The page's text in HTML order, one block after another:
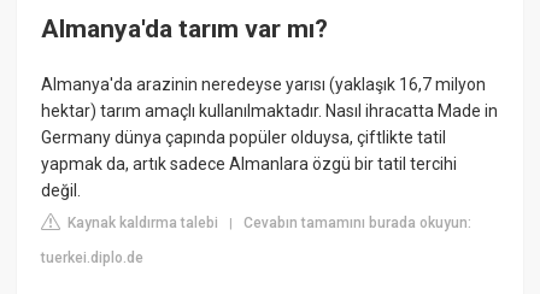
Almanya'da tarım var mı?
Almanya'da arazinin neredeyse yarısı (yaklaşık 16,7 milyon
hektar) tarım amaçlı kullanılmaktadır. Nasıl ihracatta Made in
Germany dünya çapında popüler olduysa, çiftlikte tatil
yapmak da, artık sadece Almanlara özgü bir tatil tercihi
değil.
Kaynak kaldırma talebi |Cevabın tamamını burada okuyun:
tuerkei.diplo.de